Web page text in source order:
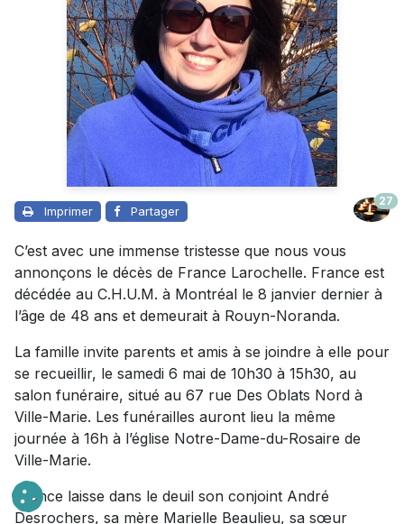
Imprimer Partager
27
C’est avec une immense tristesse que nous vous
annonçons le décès de France Larochelle. France est
décédée au C.H.U.M. à Montréal le 8 janvier dernier à
l’âge de 48 ans et demeurait à Rouyn-Noranda.
La famille invite parents et amis à se joindre à elle pour
se recueillir, le samedi 6 mai de 10h30 à 15h30, au
salon funéraire, situé au 67 rue Des Oblats Nord à
Ville-Marie. Les funérailles auront lieu la même
journée à 16h à l’église Notre-Dame-du-Rosaire de
Ville-Marie.
France laisse dans le deuil son conjoint André
Desrochers, sa mère Marielle Beaulieu, sa sœur